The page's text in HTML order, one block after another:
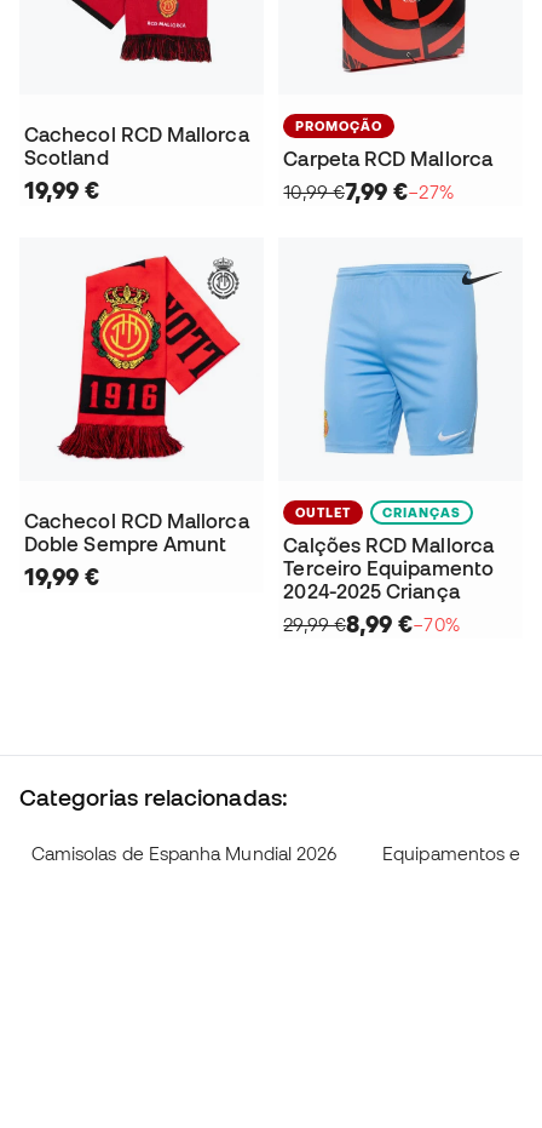
Cachecol RCD Mallorca
Scotland
19,99 €
PROMOÇÃO
Carpeta RCD Mallorca
10,99 €7,99 €−27%
Cachecol RCD Mallorca
Doble Sempre Amunt
19,99 €
OUTLET CRIANÇAS
Calções RCD Mallorca
Terceiro Equipamento
2024-2025 Criança
29,99 €8,99 €−70%
Categorias relacionadas:
Camisolas de Espanha Mundial 2026 Equipamentos e